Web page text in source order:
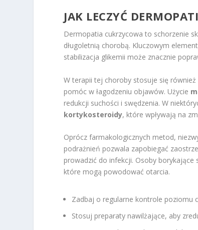
JAK LECZYĆ
Dermopatia cukrzycowa to schorzenie
długoletnią chorobą. Kluczowym
stabilizacja glikemii może znacznie
W terapii tej choroby stosuje się
pomóc w łagodzeniu objawów. Użycie
redukcji suchości i swędzenia. W
kortykosteroidy, które wpływają na
Oprócz farmakologicznych metod,
podrażnień pozwala zapobiegać
prowadzić do infekcji. Osoby
które mogą powodować otarcia.
Zadbaj o regularne kontrole poziomu
Stosuj preparaty nawilżające, aby